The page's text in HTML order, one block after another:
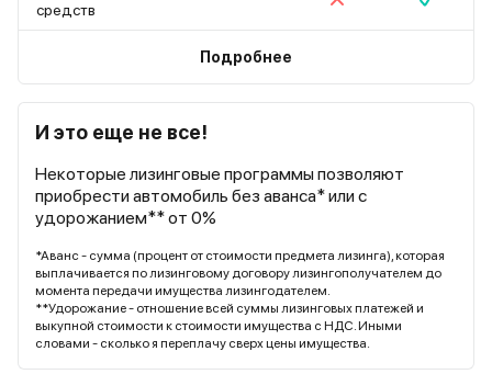
средств
Подробнее
И это еще не все!
Некоторые лизинговые программы позволяют
приобрести автомобиль без аванса* или с
удорожанием** от 0%
*Аванс - сумма (процент от стоимости предмета лизинга), которая
выплачивается по лизинговому договору лизингополучателем до
момента передачи имущества лизингодателем.
**Удорожание - отношение всей суммы лизинговых платежей и
выкупной стоимости к стоимости имущества с НДС. Иными
словами - сколько я переплачу сверх цены имущества.